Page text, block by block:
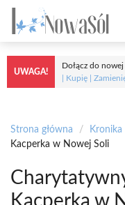
Przejdź
treści
UWAGA!
Dołącz do
| Kupię |
Strona główna / Kronika
Kacperka w Nowej Soli
Kacperka w